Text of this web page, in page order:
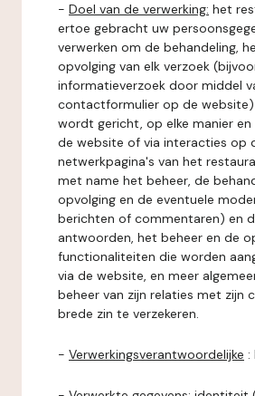
- Doel van de verwerking: het
ertoe gebracht uw
verwerken om de behandeling,
opvolging van elk verzoek
informatieverzoek door middel
contactformulier op de
wordt gericht, op elke manier en
de website of via interacties op
netwerkpagina's van het
met name het beheer, de
opvolging en de eventuele
berichten of commentaren) en
antwoorden, het beheer en de
functionaliteiten die worden
via de website, en meer
beheer van zijn relaties met zijn
brede zin te verzekeren.
- Verwerkingsverantwoordelijke :